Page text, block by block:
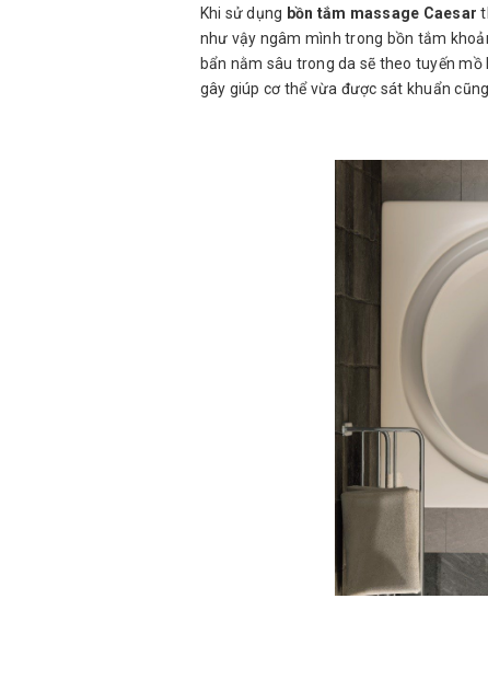
Khi sử dụng bồn tắm massage Caesar
như vậy ngâm mình trong bồn tắm
bẩn nằm sâu trong da sẽ theo tuyến
gây giúp cơ thể vừa được sát khuẩn